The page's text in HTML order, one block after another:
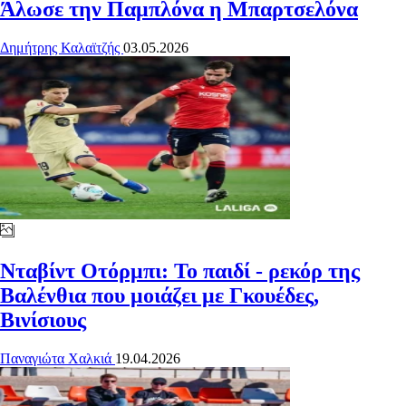
Άλωσε την Παμπλόνα η Μπαρτσελόνα
Δημήτρης Καλαϊτζής 03.05.2026
Νταβίντ Οτόρμπι: Το παιδί - ρεκόρ της
Βαλένθια που μοιάζει με Γκουέδες,
Βινίσιους
Παναγιώτα Χαλκιά 19.04.2026